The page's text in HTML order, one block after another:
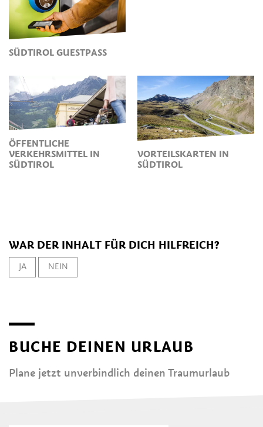
SÜDTIROL GUESTPASS
ÖFFENTLICHE
VERKEHRSMITTEL IN
SÜDTIROL
VORTEILSKARTEN IN
SÜDTIROL
WAR DER INHALT FÜR DICH HILFREICH?
JA NEIN
BUCHE DEINEN URLAUB
Plane jetzt unverbindlich deinen Traumurlaub